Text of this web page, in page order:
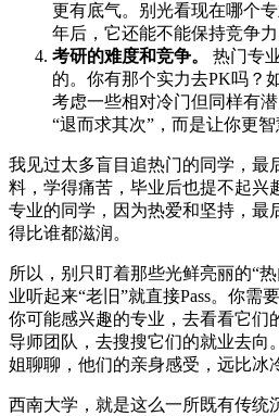
更有底气。别光看现在哪个
年后，它还能不能保持竞争力
考研的难度和竞争。
热门专
的。你有那个实力去PK吗？
考虑一些相对冷门但同样有
“退而求其次”，而是让你更智
我见过太多盲目追热门的同学，最
料，学得痛苦，毕业后也提不起兴
专业的同学，因为热爱和坚持，最
得比谁都滋润。
所以，别只盯着那些光鲜亮丽的“
业听起来“老旧”就直接Pass。你需
你可能感兴趣的专业，去看看它们
导师团队，去搜搜它们的就业去向
姐聊聊，他们的亲身感受，远比冰
西南大学，就是这么一所既有传统